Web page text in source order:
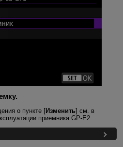
о пункте [Изменить] см. в
приемника GP-E2.